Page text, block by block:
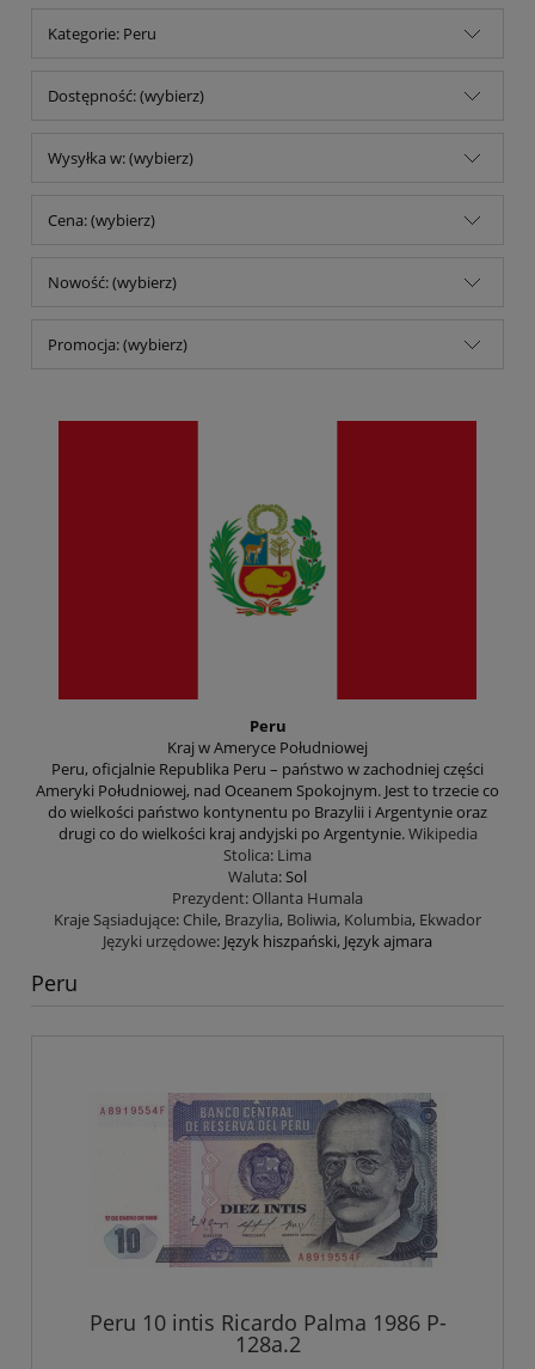
Kategorie: Peru
Dostępność: (wybierz)
Wysyłka w: (wybierz)
Cena: (wybierz)
Nowość: (wybierz)
Promocja: (wybierz)
Peru
Kraj w Ameryce Południowej
Peru, oficjalnie Republika Peru – państwo w zachodniej części
Ameryki Południowej, nad Oceanem Spokojnym. Jest to trzecie co
do wielkości państwo kontynentu po Brazylii i Argentynie oraz
drugi co do wielkości kraj andyjski po Argentynie.Wikipedia
Stolica: Lima
Waluta:Sol
Prezydent: Ollanta Humala
Kraje Sąsiadujące: Chile, Brazylia, Boliwia, Kolumbia, Ekwador
Języki urzędowe: Język hiszpański, Język ajmara
Peru
Peru 10 intis Ricardo Palma 1986 P-
128a.2